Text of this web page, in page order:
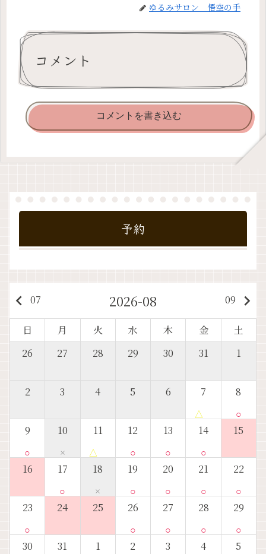
ゆるみサロン 悟空の手
コメント
コメントを書き込む
予約
keyboard_arrow_left 07 2026-08 09 keyboard_arrow_right
日 月 火 水 木 金
土
26
27 28 29 30 31 1
2 3 4 5 6 7
△
8
○
9
○
10
×
11
△
12
○
13
○
14
○
15
16 17
○
18
×
19
○
20
○
21
○
22
○
23
○
24 25 26
○
27
○
28
○
29
○
30 31 1 2 3 4 5